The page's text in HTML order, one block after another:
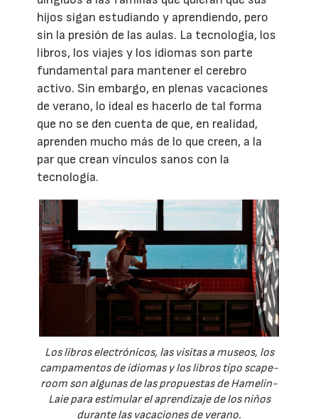
hijos sigan estudiando y aprendiendo, pero
sin la presión de las aulas. La tecnología, los
libros, los viajes y los idiomas son parte
fundamental para mantener el cerebro
activo. Sin embargo, en plenas vacaciones
de verano, lo ideal es hacerlo de tal forma
que no se den cuenta de que, en realidad,
aprenden mucho más de lo que creen, a la
par que crean vínculos sanos con la
tecnología.
Los libros electrónicos, las visitas a museos, los
campamentos de idiomas y los libros tipo scape-
room son algunas de las propuestas de Hamelin-
Laie para estimular el aprendizaje de los niños
durante las vacaciones de verano.